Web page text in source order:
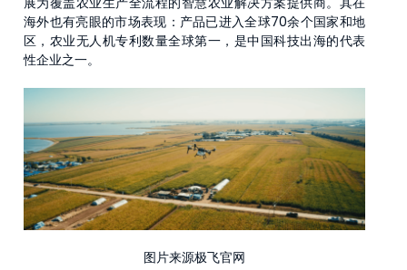
海外也有亮眼的市场表现：产品已进入全球70余个国家和地
区，农业无人机专利数量全球第一，是中国科技出海的代表
性企业之一。
图片来源极飞官网